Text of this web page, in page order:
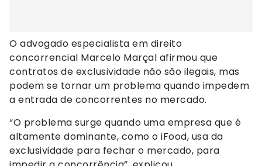
O advogado especialista em direito
concorrencial Marcelo Marçal afirmou que
contratos de exclusividade não são ilegais, mas
podem se tornar um problema quando impedem
a entrada de concorrentes no mercado.
“O problema surge quando uma empresa que é
altamente dominante, como o iFood, usa da
exclusividade para fechar o mercado, para